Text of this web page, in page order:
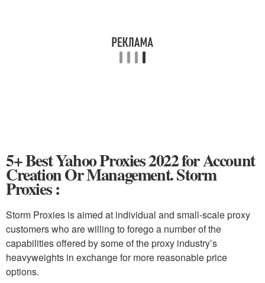
5+ Best Yahoo Proxies 2022 for Account
Creation Or Management. Storm
Proxies :
Storm Proxies is aimed at individual and small-scale proxy
customers who are willing to forego a number of the
capabilities offered by some of the proxy industry’s
heavyweights in exchange for more reasonable price
options.